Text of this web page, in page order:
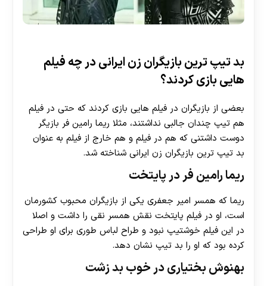
بد تیپ ترین بازیگران زن ایرانی در چه فیلم
هایی بازی کردند؟
بعضی از بازیگران در فیلم هایی بازی کردند که حتی در فیلم
هم تیپ چندان جالبی نداشتند، مثلا ریما رامین فر بازیگر
دوست داشتنی که هم در فیلم و هم خارج از فیلم به عنوان
بد تیپ ترین بازیگران زن ایرانی شناخته شد.
ریما رامین فر در پایتخت
ریما که همسر امیر جعفری یکی از بازیگران محبوب کشورمان
است، او در فیلم پایتخت نقش همسر نقی را داشت و اصلا
در این فیلم خوشتیپ نبود و طراح لباس طوری برای او طراحی
کرده بود که او را بد تیپ نشان دهد.
بهنوش بختیاری در خوب بد زشت